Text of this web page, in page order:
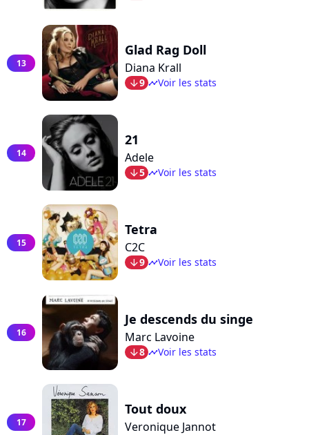
13
Glad Rag Doll
Diana Krall
arrow_bot9 timelineVoir les stats
14
21
Adele
arrow_bot5 timelineVoir les stats
15
Tetra
C2C
arrow_bot9 timelineVoir les stats
16
Je descends du singe
Marc Lavoine
arrow_bot8 timelineVoir les stats
17
Tout doux
Veronique Jannot